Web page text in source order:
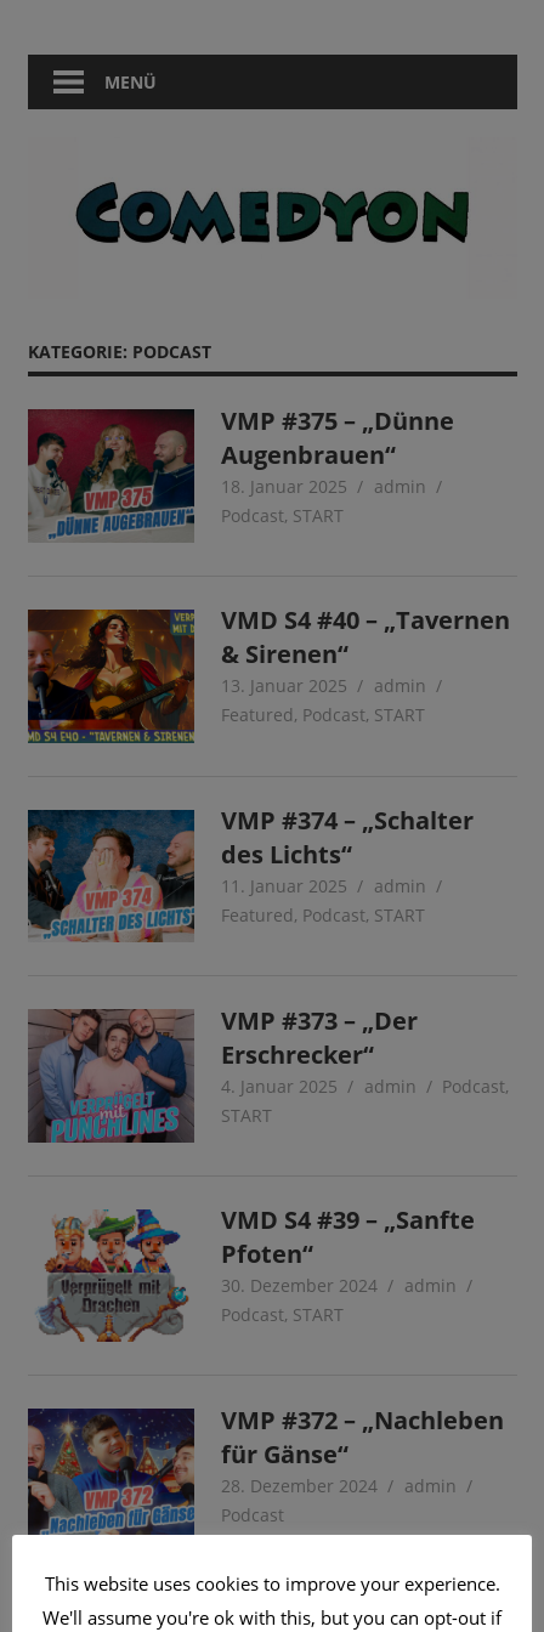
springen
Comedyon
Berlin
MENÜ
KATEGORIE: PODCAST
VMP #375 – „Dünne
Augenbrauen“
18. Januar 2025
admin
Podcast, START
VMD S4 #40 – „Tavernen
& Sirenen“
13. Januar 2025
admin
Featured, Podcast, START
VMP #374 – „Schalter
des Lichts“
11. Januar 2025
admin
Featured, Podcast, START
VMP #373 – „Der
Erschrecker“
4. Januar 2025 admin Podcast,
START
VMD S4 #39 – „Sanfte
Pfoten“
30. Dezember 2024
admin
Podcast, START
VMP #372 – „Nachleben
für Gänse“
28. Dezember 2024
admin
Podcast
«Vorherige
1 2 3 4 5 6 … 96
Nächste
»
This website uses cookies to improve your experience.
We'll assume you're ok with this, but you can opt-out if